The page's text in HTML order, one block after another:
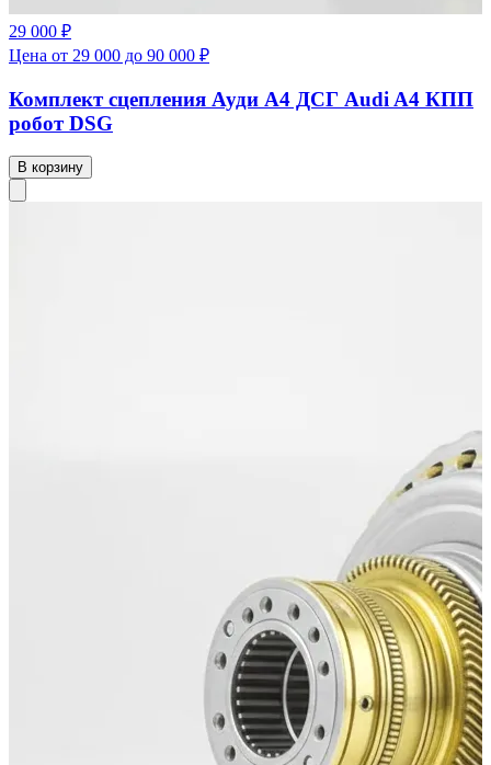
29 000 ₽
Цена от 29 000 до 90 000 ₽
Комплект сцепления Ауди А4 ДСГ Audi A4 КПП
робот DSG
В корзину